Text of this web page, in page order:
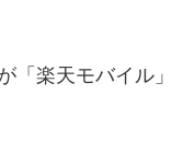
「楽天モバイル」